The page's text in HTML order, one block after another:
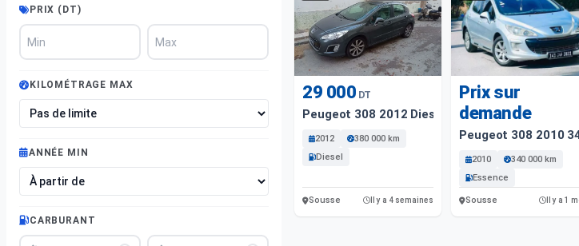
PRIX (DT)
KILOMÉTRAGE MAX
ANNÉE MIN
CARBURANT
29 000 DT
Peugeot 308 2012 Diesel
2012
380 000 km
Diesel
Sousse Il y a 4 semaines
Prix sur
demande
Peugeot 308 2010
2010
340 000 km
Essence
Sousse Il y a 1